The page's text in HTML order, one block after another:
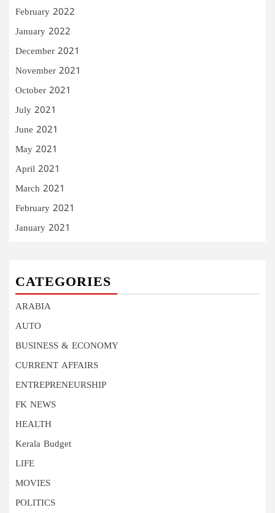
February 2022
January 2022
December 2021
November 2021
October 2021
July 2021
June 2021
May 2021
April 2021
March 2021
February 2021
January 2021
CATEGORIES
ARABIA
AUTO
BUSINESS & ECONOMY
CURRENT AFFAIRS
ENTREPRENEURSHIP
FK NEWS
HEALTH
Kerala Budget
LIFE
MOVIES
POLITICS